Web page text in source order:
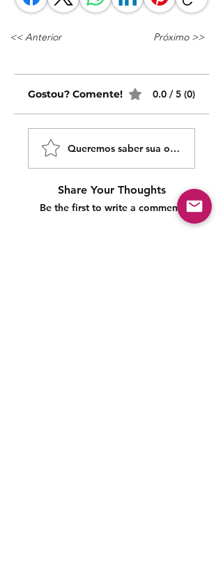
<< Anterior Próximo >>
Gostou? Comente! 0.0 / 5 (0)
Queremos saber sua opinião
Share Your Thoughts
Be the first to write a comment.